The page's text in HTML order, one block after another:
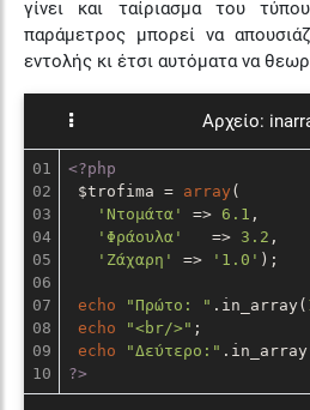
γίνει και ταίριασμα του
παράμετρος μπορεί να
εντολής κι έτσι αυτόματα να
Αρχείο:
01
02
03
04
05
06
07
08
09
<?php
$trofima = array (
'Ντομάτα'
=> 6.1 ,
'Φράουλα'
   =>
3.2 ,
'Ζάχαρη'
=> '1.0' );
echo "Πρώτο: " .in_array(
echo
"<br/>" ;
echo
"Δεύτερο:"
?>